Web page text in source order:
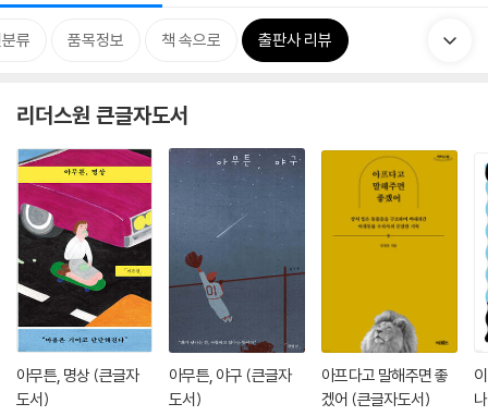
류 품목정보 책 속으로 출판사 리뷰
리더스원 큰글자도서
아무튼, 명상 (큰글자
도서)
아무튼, 야구 (큰글자
도서)
아프다고 말해주면 좋
겠어 (큰글자도서)